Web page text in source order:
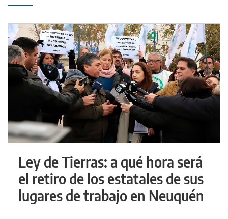
Ley de Tierras: a qué hora será
el retiro de los estatales de sus
lugares de trabajo en Neuquén